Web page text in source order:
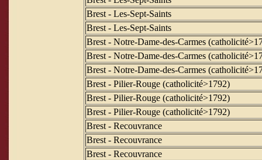
Brest - Les-Sept-Saints
Brest - Les-Sept-Saints
Brest - Notre-Dame-des-Carmes
Brest - Notre-Dame-des-Carmes
Brest - Notre-Dame-des-Carmes
Brest - Pilier-Rouge (catholicité>1792)
Brest - Pilier-Rouge (catholicité>1792)
Brest - Pilier-Rouge (catholicité>1792)
Brest - Recouvrance
Brest - Recouvrance
Brest - Recouvrance